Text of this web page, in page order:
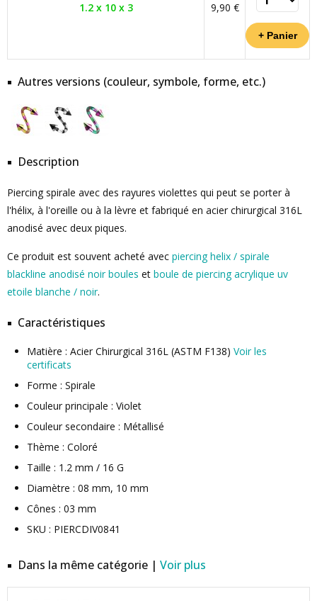
1.2 x 10 x 3 9,90 €
Autres versions (couleur, symbole, forme, etc.)
Description
Piercing spirale avec des rayures violettes qui peut se porter à
l'hélix, à l'oreille ou à la lèvre et fabriqué en acier chirurgical 316L
anodisé avec deux piques.
Ce produit est souvent acheté avec piercing helix / spirale
blackline anodisé noir boules et boule de piercing acrylique uv
etoile blanche / noir.
Caractéristiques
Matière : Acier Chirurgical 316L (ASTM F138) Voir les
certificats
Forme : Spirale
Couleur principale : Violet
Couleur secondaire : Métallisé
Thème : Coloré
Taille : 1.2 mm / 16 G
Diamètre : 08 mm, 10 mm
Cônes : 03 mm
SKU : PIERCDIV0841
Dans la même catégorie | Voir plus